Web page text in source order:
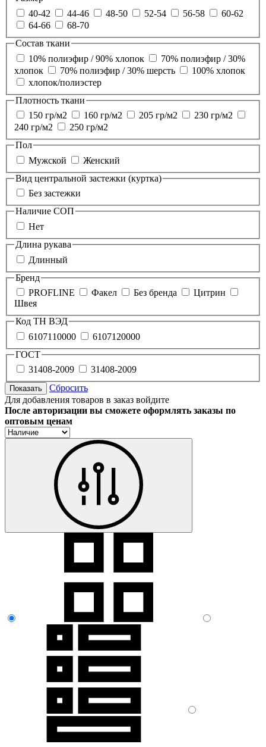
40-42
44-46 48-50 52-54 56-58
60-62
64-66
68-70
Состав ткани
10% полиэфир / 90% хлопок
70% полиэфир / 30%
хлопок
70% полиэфир / 30% шерсть
100% хлопок
хлопок/полиэстер
Плотность ткани
150 гр/м2
160 гр/м2 205 гр/м2
230 гр/м2
240 гр/м2
250 гр/м2
Пол
Мужской
Женский
Вид центральной застежки (куртка)
Без застежки
Наличие СОП
Нет
Длина рукава
Длинный
Бренд
PROFLINE
Факел Без бренда
Цитрин
Швея
Код ТН ВЭД
6107110000
6107120000
ГОСТ
31408-2009
31408-2009
Показать
Сбросить
Для добавления товаров в заказ войдите
После авторизации вы сможете оформлять заказы по
оптовым ценам